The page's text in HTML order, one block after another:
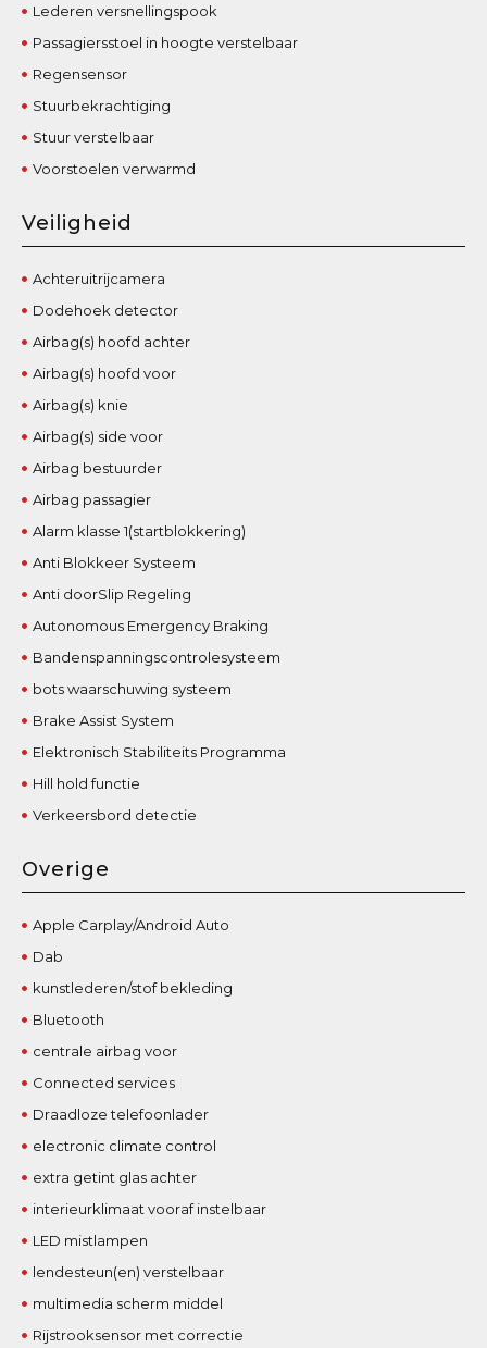
Lederen versnellingspook
Passagiersstoel in hoogte verstelbaar
Regensensor
Stuurbekrachtiging
Stuur verstelbaar
Voorstoelen verwarmd
Veiligheid
Achteruitrijcamera
Dodehoek detector
Airbag(s) hoofd achter
Airbag(s) hoofd voor
Airbag(s) knie
Airbag(s) side voor
Airbag bestuurder
Airbag passagier
Alarm klasse 1(startblokkering)
Anti Blokkeer Systeem
Anti doorSlip Regeling
Autonomous Emergency Braking
Bandenspanningscontrolesysteem
bots waarschuwing systeem
Brake Assist System
Elektronisch Stabiliteits Programma
Hill hold functie
Verkeersbord detectie
Overige
Apple Carplay/Android Auto
Dab
kunstlederen/stof bekleding
Bluetooth
centrale airbag voor
Connected services
Draadloze telefoonlader
electronic climate control
extra getint glas achter
interieurklimaat vooraf instelbaar
LED mistlampen
lendesteun(en) verstelbaar
multimedia scherm middel
Rijstrooksensor met correctie